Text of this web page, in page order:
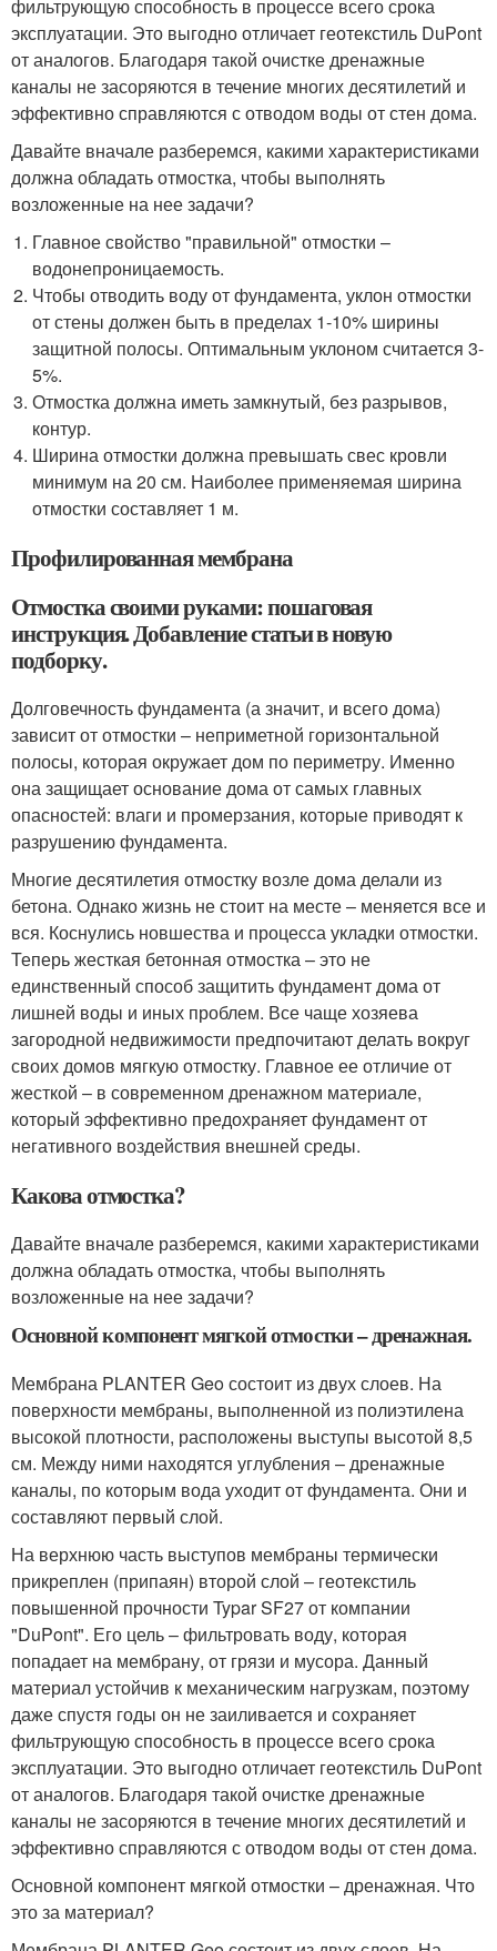
фильтрующую способность в процессе всего срока
эксплуатации. Это выгодно отличает геотекстиль DuPont
от аналогов. Благодаря такой очистке дренажные
каналы не засоряются в течение многих десятилетий и
эффективно справляются с отводом воды от стен дома.
Давайте вначале разберемся, какими характеристиками
должна обладать отмостка, чтобы выполнять
возложенные на нее задачи?
Главное свойство "правильной" отмостки –
водонепроницаемость.
Чтобы отводить воду от фундамента, уклон отмостки
от стены должен быть в пределах 1-10% ширины
защитной полосы. Оптимальным уклоном считается 3-
5%.
Отмостка должна иметь замкнутый, без разрывов,
контур.
Ширина отмостки должна превышать свес кровли
минимум на 20 см. Наиболее применяемая ширина
отмостки составляет 1 м.
Профилированная мембрана
Отмостка своими руками: пошаговая
инструкция. Добавление статьи в новую
подборку.
Долговечность фундамента (а значит, и всего дома)
зависит от отмостки – неприметной горизонтальной
полосы, которая окружает дом по периметру. Именно
она защищает основание дома от самых главных
опасностей: влаги и промерзания, которые приводят к
разрушению фундамента.
Многие десятилетия отмостку возле дома делали из
бетона. Однако жизнь не стоит на месте – меняется все и
вся. Коснулись новшества и процесса укладки отмостки.
Теперь жесткая бетонная отмостка – это не
единственный способ защитить фундамент дома от
лишней воды и иных проблем. Все чаще хозяева
загородной недвижимости предпочитают делать вокруг
своих домов мягкую отмостку. Главное ее отличие от
жесткой – в современном дренажном материале,
который эффективно предохраняет фундамент от
негативного воздействия внешней среды.
Какова отмостка?
Давайте вначале разберемся, какими характеристиками
должна обладать отмостка, чтобы выполнять
возложенные на нее задачи?
Основной компонент мягкой отмостки – дренажная.
Мембрана PLANTER Geo состоит из двух слоев. На
поверхности мембраны, выполненной из полиэтилена
высокой плотности, расположены выступы высотой 8,5
см. Между ними находятся углубления – дренажные
каналы, по которым вода уходит от фундамента. Они и
составляют первый слой.
На верхнюю часть выступов мембраны термически
прикреплен (припаян) второй слой – геотекстиль
повышенной прочности Typar SF27 от компании
"DuPont". Его цель – фильтровать воду, которая
попадает на мембрану, от грязи и мусора. Данный
материал устойчив к механическим нагрузкам, поэтому
даже спустя годы он не заиливается и сохраняет
фильтрующую способность в процессе всего срока
эксплуатации. Это выгодно отличает геотекстиль DuPont
от аналогов. Благодаря такой очистке дренажные
каналы не засоряются в течение многих десятилетий и
эффективно справляются с отводом воды от стен дома.
Основной компонент мягкой отмостки – дренажная. Что
это за материал?